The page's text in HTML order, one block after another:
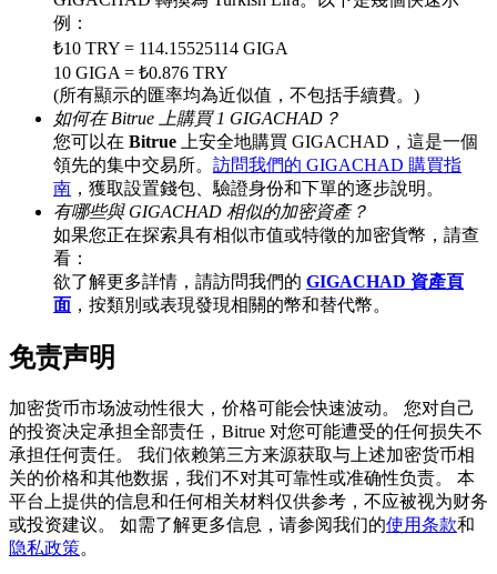
BTC 專享獎勵
充值並交易BTC瓜分 25,000 USDT 獎池！
充值CASHCAT & 赢取
瓜分 500000 CASHCAT 獎池
BitMart 用戶遷移專享
註冊&交易贏 500,000 USDT
貴金屬財富季 · 交易巔峰賽
抽獎衝榜 · 贏33,333 USDT
例：
₺10 TRY = 114.15525114 GIGA
10 GIGA = ₺0.876 TRY
(所有顯示的匯率均為近似值，不包括手續費。)
如何在 Bitrue 上購買 1 GIGACHAD？
您可以在 Bitrue 上安全地購買 GIGACHAD，這是一個
領先的集中交易所。 訪問我們的 GIGACHAD 購買指
南 ，獲取設置錢包、驗證身份和下單的逐步說明。
有哪些與 GIGACHAD 相似的加密資產？
如果您正在探索具有相似市值或特徵的加密貨幣，請查
看：
欲了解更多詳情，請訪問我們的 GIGACHAD 資產頁
面 ，按類別或表現發現相關的幣和替代幣。
免责声明
加密货币市场波动性很大，价格可能会快速波动。 您对自己
的投资决定承担全部责任，Bitrue 对您可能遭受的任何损失不
承担任何责任。 我们依赖第三方来源获取与上述加密货币相
关的价格和其他数据，我们不对其可靠性或准确性负责。 本
平台上提供的信息和任何相关材料仅供参考，不应被视为财务
或投资建议。 如需了解更多信息，请参阅我们的使用条款和
隐私政策。